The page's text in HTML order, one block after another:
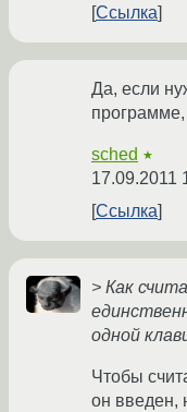
Ссылка
Да, если
sched ★
17.09.2011
Ссылка
> Как
одной
Чтобы
он введен,